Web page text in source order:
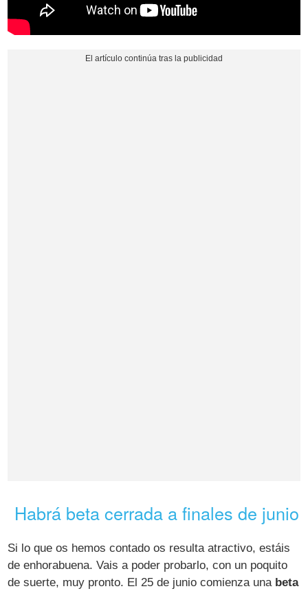
Habrá beta cerrada a finales de junio
Si lo que os hemos contado os resulta atractivo, estáis
de enhorabuena. Vais a poder probarlo, con un poquito
de suerte, muy pronto. El 25 de junio comienza una beta